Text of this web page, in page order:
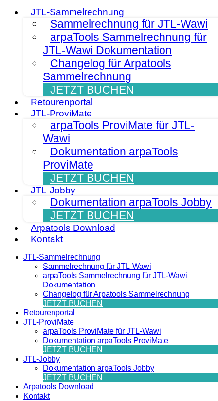
JTL-Sammelrechnung
Sammelrechnung für JTL-Wawi
arpaTools Sammelrechnung für
JTL-Wawi Dokumentation
Changelog für Arpatools
Sammelrechnung
JETZT BUCHEN
Retourenportal
JTL-ProviMate
arpaTools ProviMate für JTL-
Wawi
Dokumentation arpaTools
ProviMate
JETZT BUCHEN
JTL-Jobby
Dokumentation arpaTools Jobby
JETZT BUCHEN
Arpatools Download
Kontakt
JTL-Sammelrechnung
Sammelrechnung für JTL-Wawi
arpaTools Sammelrechnung für JTL-Wawi
Dokumentation
Changelog für Arpatools Sammelrechnung
JETZT BUCHEN
Retourenportal
JTL-ProviMate
arpaTools ProviMate für JTL-Wawi
Dokumentation arpaTools ProviMate
JETZT BUCHEN
JTL-Jobby
Dokumentation arpaTools Jobby
JETZT BUCHEN
Arpatools Download
Kontakt